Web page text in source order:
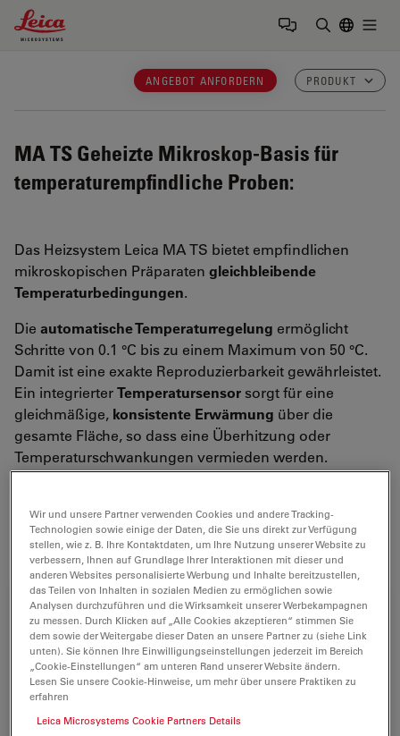
Leica Microsystems Logo
ANGEBOT ANFORDERN PRODUKT
MA TS Geheizte Mikroskop-Basis für
temperaturempfindliche Proben:
Das Heizsystem Leica MA TS bietet empfindlichen
mikroskopischen Präparaten gleichbleibende
Temperaturbedingungen.
Die automatische Temperaturregelung ermöglicht
Schritte von 0.1 °C bis zu einem Maximum von 50 °C.
Damit ist eine exakte Reproduzierbarkeit gewährleistet.
Ein integrierterTemperatursensor sorgt für eine
gleichmäßige, konsistente Erwärmung über die
gesamte Fläche, so dass eine Überhitzung oder
Temperaturschwankungen vermieden werden.
ermöglicht ausserdem gefahrlose, unverfälschte
Zeitraffer-Aufnahmen.
Wir und unsere Partner verwenden Cookies und andere Tracking-
Technologien sowie einige der Daten, die Sie uns direkt zur Verfügung
stellen, wie z. B. Ihre Kontaktdaten, um Ihre Nutzung unserer Website zu
verbessern, Ihnen auf Grundlage Ihrer Interaktionen mit dieser und
anderen Websites personalisierte Werbung und Inhalte bereitzustellen,
das Teilen von Inhalten in sozialen Medien zu ermöglichen sowie
Analysen durchzuführen und die Wirksamkeit unserer Werbekampagnen
zu messen. Durch Klicken auf „Alle Cookies akzeptieren“ stimmen Sie
dem sowie der Weitergabe dieser Daten an unsere Partner zu (siehe Link
unten). Sie können Ihre Einwilligungseinstellungen jederzeit im Bereich
„Cookie-Einstellungen“ am unteren Rand unserer Website ändern.
Lesen Sie unsere Cookie-Hinweise, um mehr über unsere Praktiken zu
erfahren
Leica Microsystems Cookie Partners Details